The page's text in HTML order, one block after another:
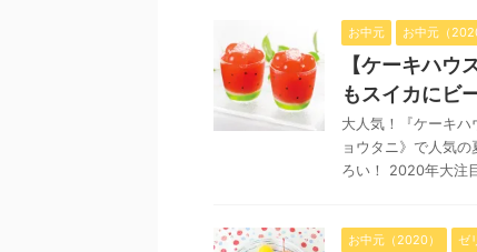
お中元 お中元（
【ケーキハ
もスイカにビ
大人気！『ケーキ
ョウタニ》で人気
ろい！ 2020年大注
お中元（2020） ゼ